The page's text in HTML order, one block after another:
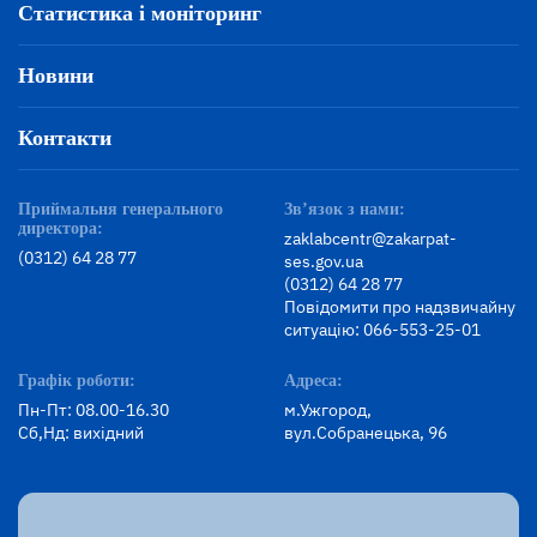
Статистика і моніторинг
Новини
Контакти
Приймальня генерального
директора:
(0312) 64 28 77
Зв’язок з нами:
zaklabcentr@zakarpat-
ses.gov.ua
(0312) 64 28 77
Повідомити про надзвичайну
ситуацію: 066-553-25-01
Графік роботи:
Пн-Пт: 08.00-16.30
Сб,Нд: вихідний
Адреса:
м.Ужгород,
вул.Собранецька, 96